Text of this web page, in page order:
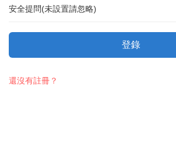
安全提問(未設置請忽略)
登錄
還沒有註冊？